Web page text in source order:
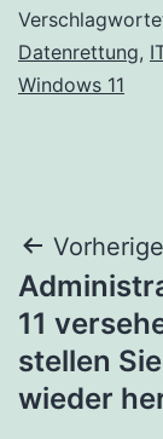
Datenrettung,
Windows 11
11
stellen
wieder